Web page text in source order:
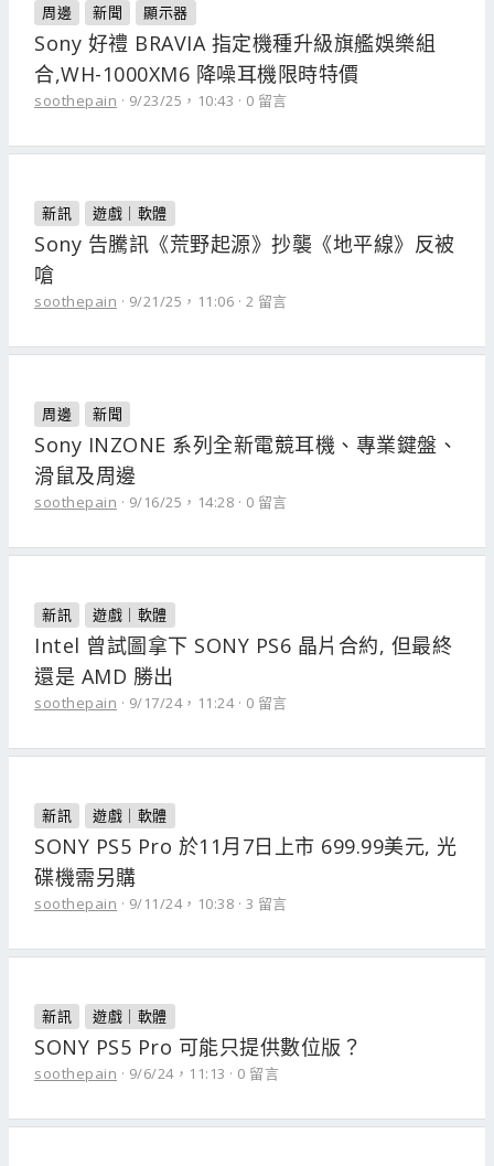
周邊 新聞 顯示器
Sony 好禮 BRAVIA 指定機種升級旗艦娛樂組
合,WH-1000XM6 降噪耳機限時特價
soothepain 9/23/25，10:43 0 留言
新訊 遊戲｜軟體
Sony 告騰訊《荒野起源》抄襲《地平線》反被
嗆
soothepain 9/21/25，11:06 2 留言
周邊 新聞
Sony INZONE 系列全新電競耳機、專業鍵盤、
滑鼠及周邊
soothepain 9/16/25，14:28 0 留言
新訊 遊戲｜軟體
Intel 曾試圖拿下 SONY PS6 晶片合約, 但最終
還是 AMD 勝出
soothepain 9/17/24，11:24 0 留言
新訊 遊戲｜軟體
SONY PS5 Pro 於11月7日上市 699.99美元, 光
碟機需另購
soothepain 9/11/24，10:38 3 留言
新訊 遊戲｜軟體
SONY PS5 Pro 可能只提供數位版？
soothepain 9/6/24，11:13 0 留言